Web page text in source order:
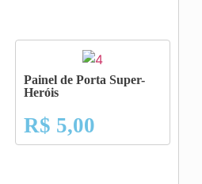
Painel de Porta Super-
Heróis
R$ 5,00